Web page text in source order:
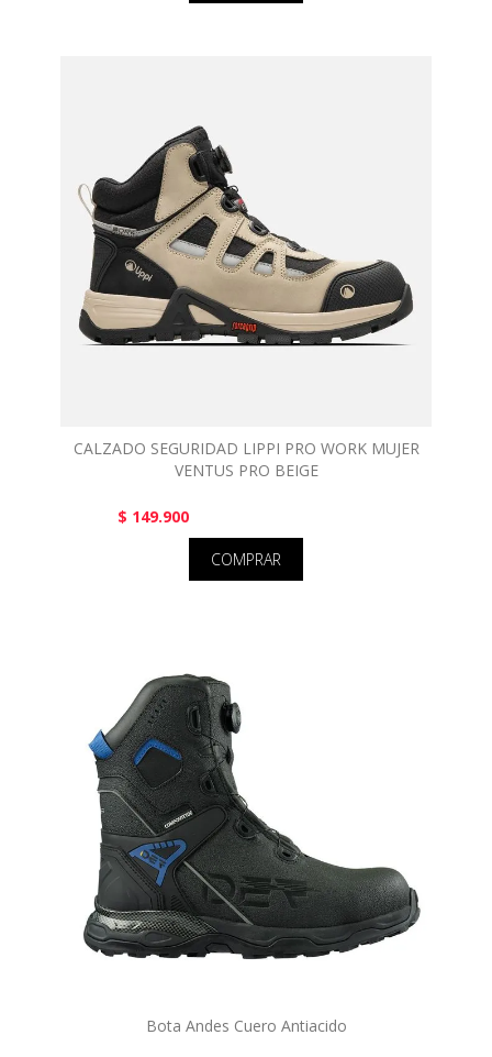
CALZADO SEGURIDAD LIPPI PRO WORK MUJER
VENTUS PRO BEIGE
$ 149.900
COMPRAR
Bota Andes Cuero Antiacido